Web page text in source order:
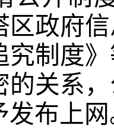
区政府
究制度
的关系
发布上